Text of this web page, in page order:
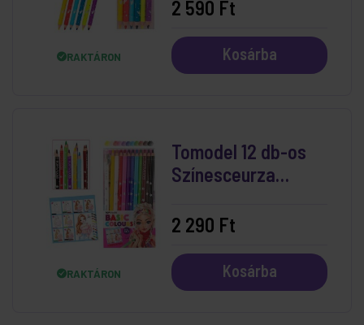
RAKTÁRON
2 590 Ft
Kosárba
RAKTÁRON
Tomodel 12 db-os
Színesceurza
2 290 Ft
Kosárba